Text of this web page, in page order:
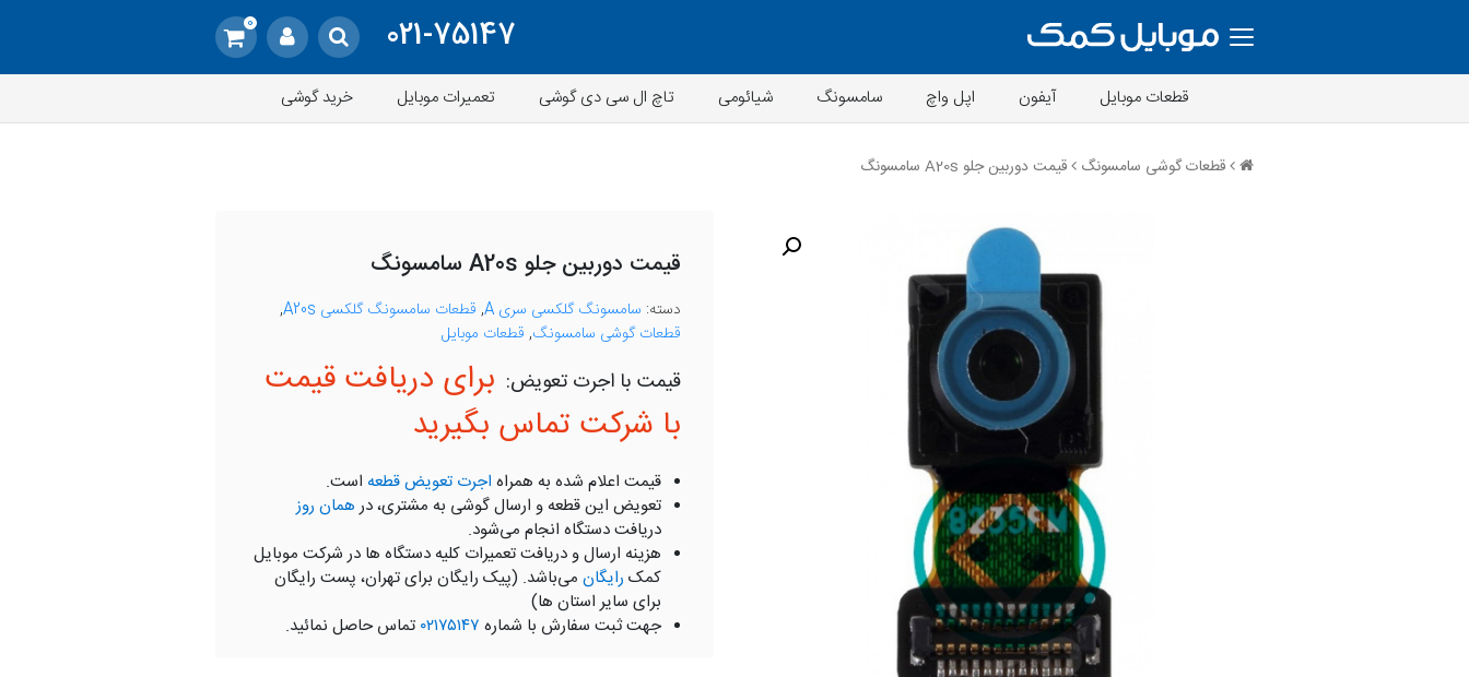
021-75147
0
قطعات موبایل آیفون اپل واچ سامسونگ شیائومی تاچ ال سی دی گوشی تعمیرات موبایل خرید گوشی
قطعات گوشی سامسونگ قیمت دوربین جلو A20s سامسونگ
قیمت دوربین جلو A20s سامسونگ
دسته: سامسونگ گلکسی سری A , قطعات سامسونگ گلکسی A20s
,
قطعات گوشی سامسونگ, قطعات موبایل
برای دریافت قیمت
با شرکت تماس بگیرید
قیمت اعلام شده به همراه اجرت تعویض قطعه است.
تعویض این قطعه و ارسال گوشی به مشتری، درهمان روز
دریافت دستگاه انجام می‌شود.
هزینه ارسال و دریافت تعمیرات کلیه دستگاه ها در شرکت موبایل
کمک رایگان می‌باشد. (پیک رایگان برای تهران، پست رایگان
برای سایر استان ها)
جهت ثبت سفارش با شماره ۰۲۱۷۵۱۴۷ تماس حاصل نمائید.